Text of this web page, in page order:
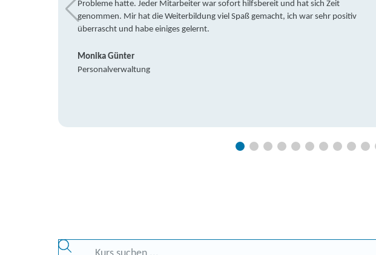
Probleme hatte. Jeder Mitarbeiter war sofort hilfsbereit und hat sich Zeit
genommen. Mir hat die Weiterbildung viel Spaß gemacht, ich war sehr positiv
überrascht und habe einiges gelernt.
Monika Günter
Personalverwaltung